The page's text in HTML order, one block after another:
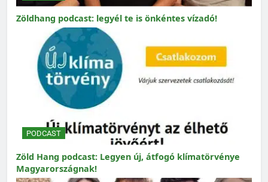
Zöldhang podcast: legyél te is önkéntes vízadó!
PODCAST
Zöld Hang podcast: Legyen új, átfogó klímatörvénye
Magyarországnak!